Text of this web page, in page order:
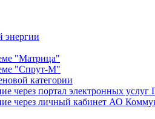
энергии
"Матрица"
"Спрут-М"
категории
через портал электронных услуг
через личный кабинет АО